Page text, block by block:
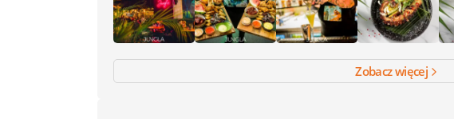
Zobacz więcej